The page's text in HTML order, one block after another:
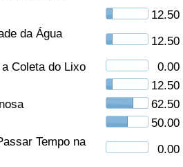
12.50
da Água
12.50
Coleta do Lixo
0.00
12.50
62.50
50.00
Tempo na
0.00
por país